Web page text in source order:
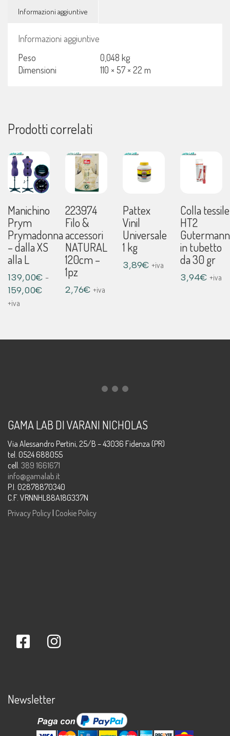
Informazioni aggiuntive
Informazioni aggiuntive
Peso
0,048 kg
Dimensioni
110 × 57 × 22 m
Prodotti correlati
Manichino
Prym
Prymadonna
– dalla XS
alla L
139,00€ -
159,00€
139,00€
+iva
223974
Filo &
accessori
NATURAL
120cm –
1pz
2,76€ +iva
Pattex
Vinil
Universale
1 kg
3,89€ +iva
Colla tessile
HT2
Gutermann
in tubetto
da 30 gr
3,94€ +iva
GAMA LAB DI VARANI NICHOLAS
Via Alessandro Pertini, 25/B – 43036 Fidenza (PR)
tel. 0524 688055
cell. 389 1661671
info@gamalab.it
P.I. 02878870340
C.F. VRNNHL88A18G337N
Privacy Policy Cookie Policy
Newsletter